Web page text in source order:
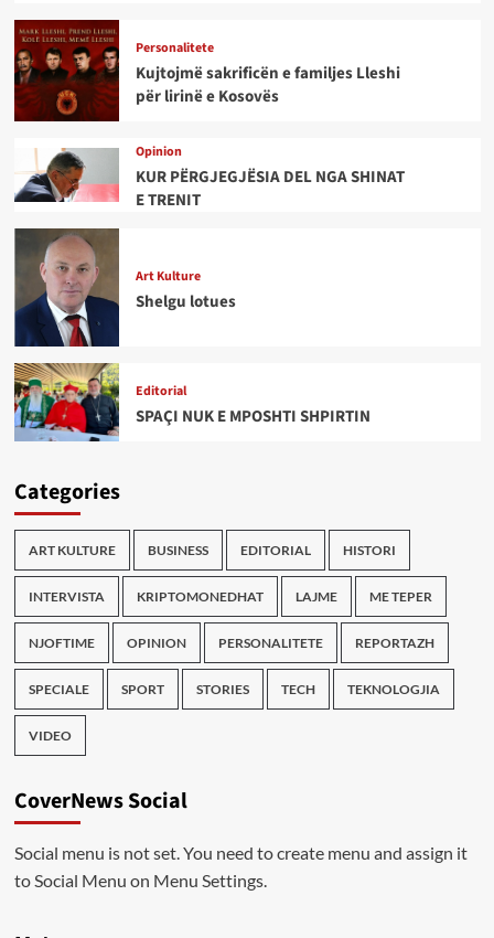
Personalitete
Kujtojmë sakrificën e familjes Lleshi
për lirinë e Kosovës
Opinion
KUR PËRGJEGJËSIA DEL NGA SHINAT
E TRENIT
Art Kulture
Shelgu lotues
Editorial
SPAÇI NUK E MPOSHTI SHPIRTIN
Categories
ART KULTURE BUSINESS EDITORIAL HISTORI
INTERVISTA KRIPTOMONEDHAT LAJME ME TEPER
NJOFTIME OPINION PERSONALITETE REPORTAZH
SPECIALE SPORT STORIES TECH TEKNOLOGJIA
VIDEO
CoverNews Social
Social menu is not set. You need to create menu and assign it
to Social Menu on Menu Settings.